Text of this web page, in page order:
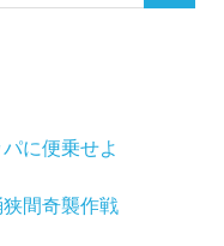
に便乗せよ
間奇襲作戦